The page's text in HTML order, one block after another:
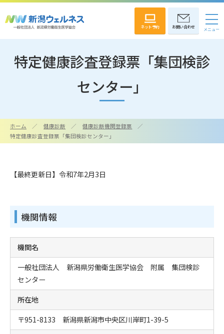
お問い合わせ
ネット予約
特定健康診査登録票「集団検診
センター」
ホーム 健康診断
健康診断機関登録票
特定健康診査登録票「集団検診センター」
【最終更新日】令和7年2月3日
機関情報
機関名
一般社団法人 新潟県労働衛生医学協会 附属 集団検診
センター
所在地
〒951-8133 新潟県新潟市中央区川岸町1-39-5